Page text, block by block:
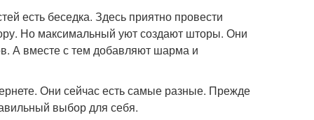
есть беседка. Здесь приятно провести
Но максимальный уют создают шторы. Они
А вместе с тем добавляют шарма и
Они сейчас есть самые разные. Прежде
выбор для себя.